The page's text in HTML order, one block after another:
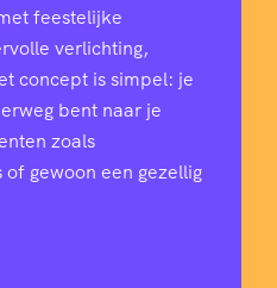
feestelijke
verlichting,
concept is simpel: je
bent naar je
zoals
gewoon een gezellig